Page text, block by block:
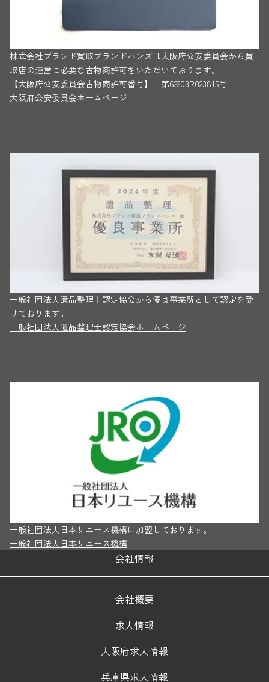
株式会社ブランド買取ブランドハンズは大阪府公安委員会から買
取店の運営に必要な古物商許可をいただいております。
【大阪府公安委員会古物商許可番号】 第62203R023815号
大阪府公安委員会ホームページ
一般社団法人遺品整理士認定協会から優良事業所として認定を受
けております。
一般社団法人遺品整理士認定協会ホームページ
一般社団法人日本リユース機構に加盟しております。
一般社団法人日本リユース機構
会社情報
会社概要
求人情報
大阪府求人情報
兵庫県求人情報